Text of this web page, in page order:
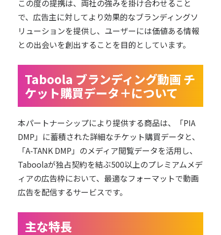
この度の提携は、両社の強みを掛け合わせること
で、広告主に対してより効果的なブランディングソ
リューションを提供し、ユーザーには価値ある情報
との出会いを創出することを目的としています。
Taboola ブランディング動画 チ
ケット購買データ＋について
本パートナーシップにより提供する商品は、「PIA
DMP」に蓄積された詳細なチケット購買データと、
「A-TANK DMP」のメディア閲覧データを活用し、
Taboolaが独占契約を結ぶ500以上のプレミアムメデ
ィアの広告枠において、最適なフォーマットで動画
広告を配信するサービスです。
主な特長